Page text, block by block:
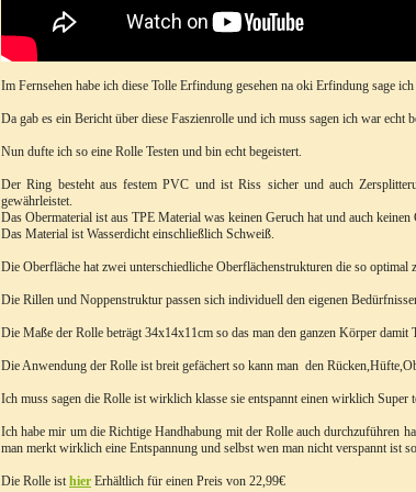
Im Fernsehen habe ich diese Tolle Erfindung gesehen na oki Erfindung sage
Da gab es ein Bericht über diese Faszienrolle und ich muss sagen ich war
Nun dufte ich so eine Rolle Testen und bin echt begeistert.
Der Ring besteht aus festem PVC und ist Riss sicher und auch
gewährleistet.
Das Obermaterial ist aus TPE Material was keinen Geruch hat und auch keinen
Das Material ist Wasserdicht einschließlich Schweiß.
Die Oberfläche hat zwei unterschiedliche Oberflächenstrukturen die so
Die Rillen und Noppenstruktur passen sich individuell den eigenen
Die Maße der Rolle beträgt 34x14x11cm so das man den ganzen Körper damit
Die Anwendung der Rolle ist breit gefächert so kann man den
Ich muss sagen die Rolle ist wirklich klasse sie entspannt einen wirklich Super
Ich habe mir um die Richtige Handhabung mit der Rolle auch durchzuführen
man merkt wirklich eine Entspannung und selbst wen man nicht verspannt ist
Die Rolle isthier Erhältlich für einen Preis von 22,99€